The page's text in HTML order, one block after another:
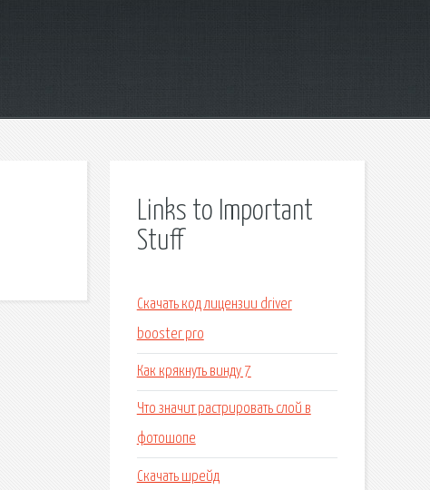
Links to Important
Stuff
Скачать код лицензии driver
booster pro
Как крякнуть винду 7
Что значит растрировать слой в
фотошопе
Скачать шрейд